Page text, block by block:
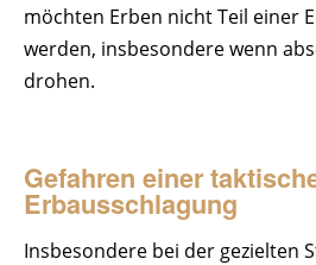
möchten Erben nicht Teil einer
werden, insbesondere wenn
drohen.
Gefahren einer
Erbausschlagung
Insbesondere bei der gezielten